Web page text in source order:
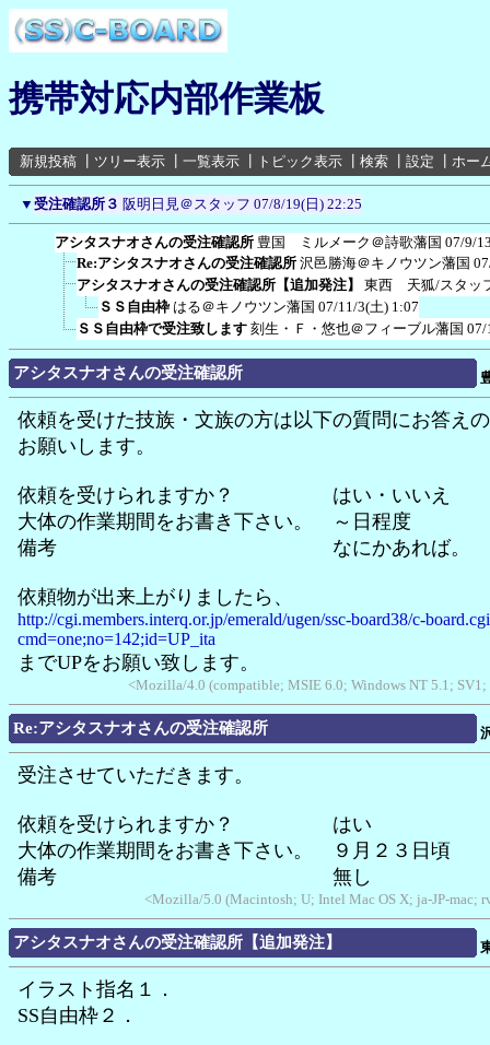
携帯対応内部作業板
新規投稿 ツリー表示 一覧表示 トピック表示 検索 設定 ホー
▼ 受注確認所３ 阪明日見＠スタッフ 07/8/19(日) 22:25
アシタスナオさんの受注確認所 豊国 ミルメーク＠詩歌藩国 07/9/
Re:アシタスナオさんの受注確認所 沢邑勝海＠キノウツン藩国
アシタスナオさんの受注確認所【追加発注】
東西 天狐/スタッ
ＳＳ自由枠 はる＠キノウツン藩国 07/11/3(土) 1:07
ＳＳ自由枠で受注致します 刻生・Ｆ・悠也＠フィーブル藩国 07/
アシタスナオさんの受注確認所
依頼を受けた技族・文族の方は以下の質問にお答え
お願いします。
依頼を受けられますか？ はい・いいえ
大体の作業期間をお書き下さい。 ～日程度
備考 なにかあれば。
依頼物が出来上がりましたら、
http://cgi.members.interq.or.jp/emerald/ugen/ssc-board38/c-
cmd=one;no=142;id=UP_ita
までUPをお願い致します。
<Mozilla/4.0 (compatible; MSIE 6.0; Windows NT 5.1;
Re:アシタスナオさんの受注確認所
受注させていただきます。
依頼を受けられますか？ はい
大体の作業期間をお書き下さい。 ９月２３日頃
備考 無し
<Mozilla/5.0 (Macintosh; U; Intel Mac OS X; ja-JP-mac;
アシタスナオさんの受注確認所【追加発注】
イラスト指名１．
SS自由枠２．